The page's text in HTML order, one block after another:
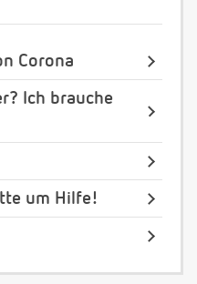
Corona
Ich brauche
um Hilfe!